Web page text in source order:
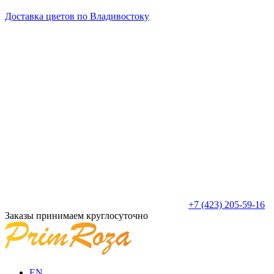
Доставка цветов по Владивостоку
+7 (423) 205-59-16
Заказы принимаем круглосуточно